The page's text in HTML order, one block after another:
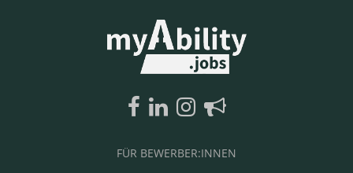
FÜR BEWERBER:INNEN